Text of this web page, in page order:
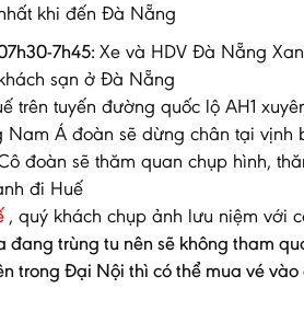
khi đến Đà Nẵng
7h45: Xe và HDV Đà Nẵng
sạn ở Đà Nẵng
trên tuyến đường quốc lộ AH1
Á đoàn sẽ dừng chân tại vịnh
đoàn sẽ thăm quan chụp hình,
đi Huế
, quý khách chụp ảnh lưu niệm với
đang trùng tu nên sẽ không tham
trong Đại Nội thì có thể mua vé